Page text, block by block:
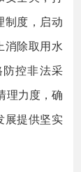
制度，启动
消除取用水
控非法采
理力度，确
展提供坚实